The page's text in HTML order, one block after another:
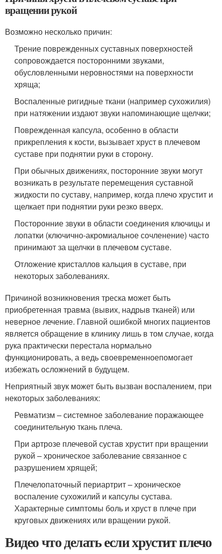
вращении рукой
Возможно несколько причин:
Трение поврежденных суставных поверхностей
сопровождается посторонними звуками,
обусловленными неровностями на поверхности
хряща;
Воспаленные ригидные ткани (например сухожилия)
при натяжении издают звуки напоминающие щелчки;
Поврежденная капсула, особенно в области
прикрепления к кости, вызывает хруст в плечевом
суставе при поднятии руки в сторону.
При обычных движениях, посторонние звуки могут
возникать в результате перемещения суставной
жидкости по суставу, например, когда плечо хрустит и
щелкает при поднятии руки резко вверх.
Посторонние звуки в области соединения ключицы и
лопатки (ключично-акромиальное сочленение) часто
принимают за щелчки в плечевом суставе.
Отложение кристаллов кальция в суставе, при
некоторых заболеваниях.
Причиной возникновения треска может быть
приобретенная травма (вывих, надрыв тканей) или
неверное лечение. Главной ошибкой многих пациентов
является обращение в клинику лишь в том случае, когда
рука практически перестала нормально
функционировать, а ведь своевременноепомогает
избежать осложнений в будущем.
Неприятный звук может быть вызван воспалением, при
некоторых заболеваниях:
Ревматизм – системное заболевание поражающее
соединительную ткань плеча.
При артрозе плечевой сустав хрустит при вращении
рукой – хроническое заболевание связанное с
разрушением хрящей;
Плечелопаточный периартрит – хроническое
воспаление сухожилий и капсулы сустава.
Характерные симптомы боль и хруст в плече при
круговых движениях или вращении рукой.
Видео что делать если хрустит плечо